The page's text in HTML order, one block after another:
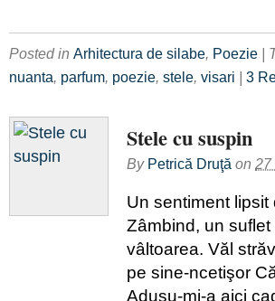
Posted in Arhitectura de silabe, Poezie |
nuanta, parfum, poezie, stele, visari | 3
Stele cu suspin
By Petrică Druţă on 27
Un sentiment
Zâmbind, un
vâltoarea. Văl
pe sine-ncetişor
Adusu-mi-a aici